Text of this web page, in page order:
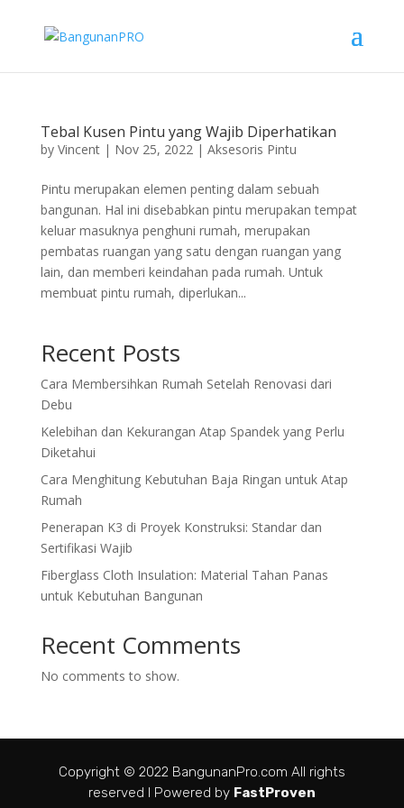
Tebal Kusen Pintu yang Wajib Diperhatikan
by Vincent| Nov 25, 2022| Aksesoris Pintu
Pintu merupakan elemen penting dalam sebuah
bangunan. Hal ini disebabkan pintu merupakan tempat
keluar masuknya penghuni rumah, merupakan
pembatas ruangan yang satu dengan ruangan yang
lain, dan memberi keindahan pada rumah. Untuk
membuat pintu rumah, diperlukan...
Recent Posts
Cara Membersihkan Rumah Setelah Renovasi dari
Debu
Kelebihan dan Kekurangan Atap Spandek yang Perlu
Diketahui
Cara Menghitung Kebutuhan Baja Ringan untuk Atap
Rumah
Penerapan K3 di Proyek Konstruksi: Standar dan
Sertifikasi Wajib
Fiberglass Cloth Insulation: Material Tahan Panas
untuk Kebutuhan Bangunan
Recent Comments
No comments to show.
Copyright © 2022 BangunanPro.com All rights
reserved I Powered by FastProven